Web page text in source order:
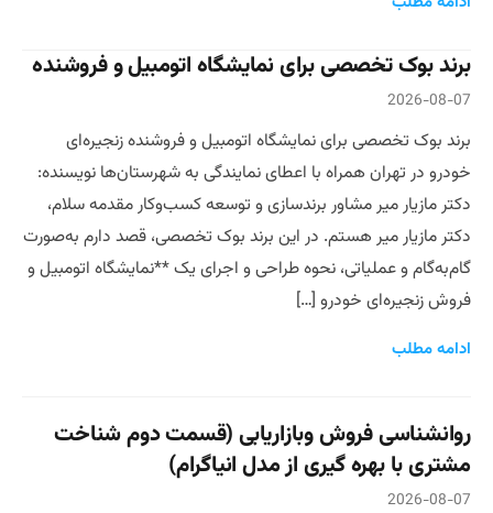
برند بوک تخصصی برای نمایشگاه اتومبیل و فروشنده
2026-08-07
برند بوک تخصصی برای نمایشگاه اتومبیل و فروشنده زنجیره‌ای
خودرو در تهران همراه با اعطای نمایندگی به شهرستان‌ها نویسنده:
دکتر مازیار میر مشاور برندسازی و توسعه کسب‌وکار مقدمه سلام،
دکتر مازیار میر هستم. در این برند بوک تخصصی، قصد دارم به‌صورت
گام‌به‌گام و عملیاتی، نحوه طراحی و اجرای یک **نمایشگاه اتومبیل و
فروش زنجیره‌ای خودرو […]
ادامه مطلب
روانشناسی فروش وبازاریابی (قسمت دوم شناخت
مشتری با بهره گیری از مدل انیاگرام)
2026-08-07